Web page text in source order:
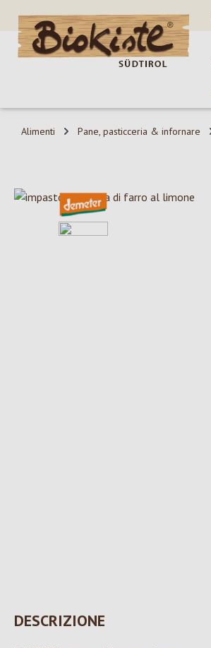
al contenuto principale
Salta alla ricerca
Passa alla navigazione principale
Alimenti Pane, pasticceria & infornare
Salta la galleria di immagini
DESCRIZIONE